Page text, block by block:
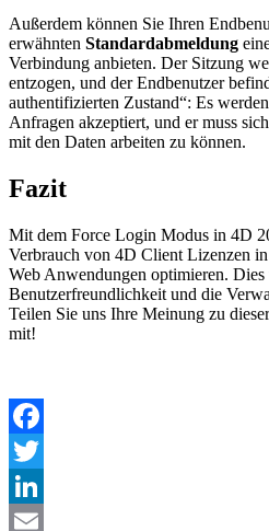
Außerdem können Sie Ihren
erwähnten Standardabmeldung
Verbindung anbieten. Der Sitzung
entzogen, und der Endbenutzer
authentifizierten Zustand“: Es
Anfragen akzeptiert, und er muss
mit den Daten arbeiten zu können.
Fazit
Mit dem Force Login Modus in 4D
Verbrauch von 4D Client Lizenzen
Web Anwendungen optimieren. Dies
Benutzerfreundlichkeit und die
Teilen Sie uns Ihre Meinung zu
mit!
Facebook
Twitter
LinkedIn